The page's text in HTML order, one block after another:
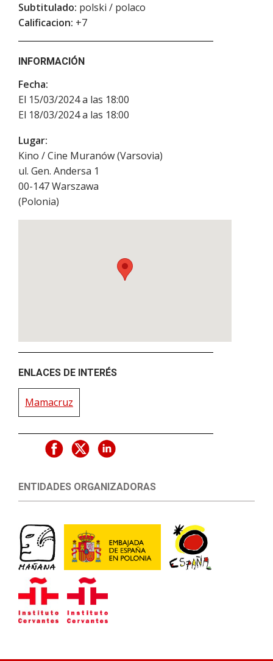
Subtitulado: polski / polaco
Calificacion: +7
INFORMACIÓN
Fecha:
El 15/03/2024 a las 18:00
El 18/03/2024 a las 18:00
Lugar:
Kino / Cine Muranów (Varsovia)
ul. Gen. Andersa 1
00-147Warszawa
(Polonia)
ENLACES DE INTERÉS
Mamacruz
ENTIDADES ORGANIZADORAS